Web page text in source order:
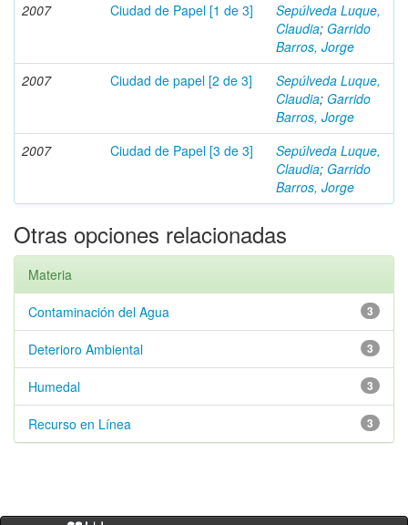
2007 Ciudad de Papel [1 de 3]
Sepúlveda Luque,
Claudia; Garrido
Barros, Jorge
2007
Ciudad de papel [2 de 3]
Sepúlveda Luque,
Claudia; Garrido
Barros, Jorge
2007
Ciudad de Papel [3 de 3]
Sepúlveda Luque,
Claudia; Garrido
Barros, Jorge
Otras opciones relacionadas
Materia
3
Contaminación del Agua
3
Deterioro Ambiental
3
Humedal
3
Recurso en Línea